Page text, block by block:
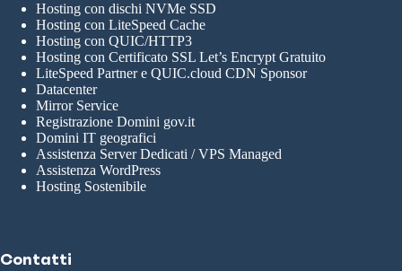
Hosting con dischi NVMe SSD
Hosting con LiteSpeed Cache
Hosting con QUIC/HTTP3
Hosting con Certificato SSL Let’s Encrypt Gratuito
LiteSpeed Partner e QUIC.cloud CDN Sponsor
Datacenter
Mirror Service
Registrazione Domini gov.it
Domini IT geografici
Assistenza Server Dedicati / VPS Managed
Assistenza WordPress
Hosting Sostenibile
Contatti